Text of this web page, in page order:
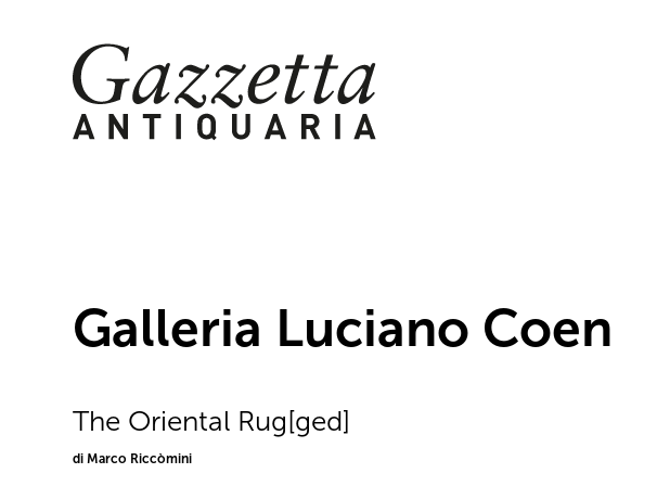
Skip
to
content
Galleria Luciano Coen
The Oriental Rug[ged]
di Marco Riccòmini